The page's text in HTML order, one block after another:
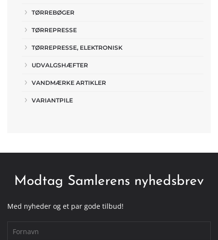
TØRREBØGER
TØRREPRESSE
TØRREPRESSE, ELEKTRONISK
UDVALGSHÆFTER
VANDMÆRKE ARTIKLER
VARIANTPILE
Modtag Samlerens nyhedsbrev
Med nyheder og et par gode tilbud!